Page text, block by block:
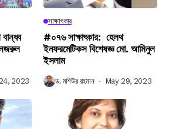
নজরুল
2023
সাক্ষাৎকার
#০৭৬ সাক্ষাৎকার: হেলথ
ইনফরমেটিকস বিশেষজ্ঞ মো. আমিনুল
ইসলাম
ড. মশিউর রহমান May 29, 2023